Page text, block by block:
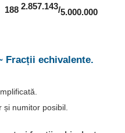
188 2.857.143/5.000.000
Fracții echivalente.
numitor posibil.